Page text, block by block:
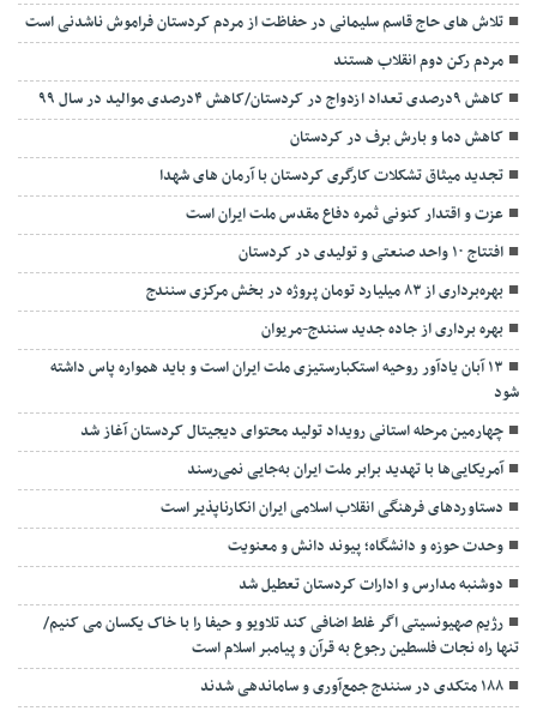
تلاش های حاج قاسم سلیمانی در حفاظت از مردم کردستان فراموش ناشدنی است
مردم رکن دوم انقلاب هستند
کاهش ۹درصدی تعداد ازدواج در کردستان/کاهش ۴درصدی موالید در سال ۹۹
کاهش دما و بارش برف در کردستان
تجدید میثاق تشکلات کارگری کردستان با آرمان های شهدا
عزت و اقتدار کنونی ثمره دفاع مقدس ملت ایران است
افتتاج ۱۰ واحد صنعتی و تولیدی در کردستان
بهره‌برداری از ۸۳ میلیارد تومان پروژه در بخش مرکزی سنندج
بهره برداری از جاده جدید سنندج-مریوان
۱۳ آبان یادآور روحیه استکبارستیزی ملت ایران است و باید همواره پاس داشته
شود
چهارمین مرحله استانی رویداد تولید محتوای دیجیتال کردستان آغاز شد
آمریکایی‌ها با تهدید برابر ملت ایران به‌جایی نمی‌رسند
دستاوردهای فرهنگی انقلاب اسلامی ایران انکارناپذیر است
وحدت حوزه و دانشگاه؛ پیوند دانش و معنویت
دوشنبه مدارس و ادارات کردستان تعطیل شد
رژیم صهیونسیتی اگر غلط اضافی کند تلاویو و حیفا را با خاک یکسان می کنیم/
تنها راه نجات فلسطین رجوع به قرآن و پیامبر اسلام است
۱۸۸ متکدی در سنندج جمع‌آوری و ساماندهی شدند